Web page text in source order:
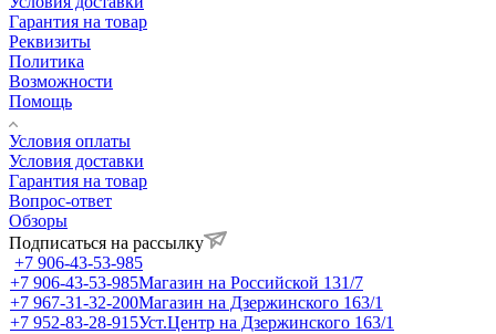
Гарантия на товар
Реквизиты
Политика
Возможности
Помощь
Условия оплаты
Условия доставки
Гарантия на товар
Вопрос-ответ
Обзоры
Подписаться на рассылку
+7 906-43-53-985
+7 906-43-53-985Магазин на Российской 131/7
+7 967-31-32-200Магазин на Дзержинского 163/1
+7 952-83-28-915Уст.Центр на Дзержинского 163/1